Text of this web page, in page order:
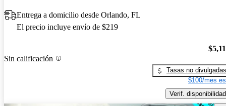
Entrega a domicilio desde Orlando, FL
El precio incluye envío de $219
Sin calificación
Tasas no divulgadas
$100/mes
Verif. disponibilidad